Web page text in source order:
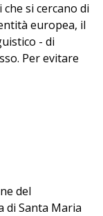
si cercano di
europea, il
- di
Per evitare
agli autori di
condiviso.
a quanto
era previsto
del
di Santa Maria